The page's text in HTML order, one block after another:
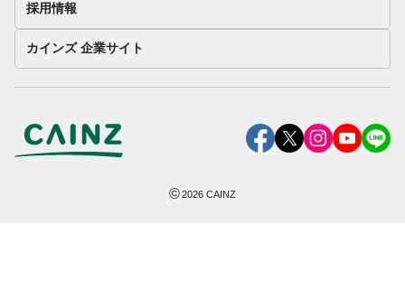
採用情報
カインズ 企業サイト
©2026 CAINZ